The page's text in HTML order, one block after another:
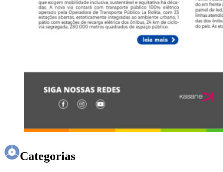
Categorias